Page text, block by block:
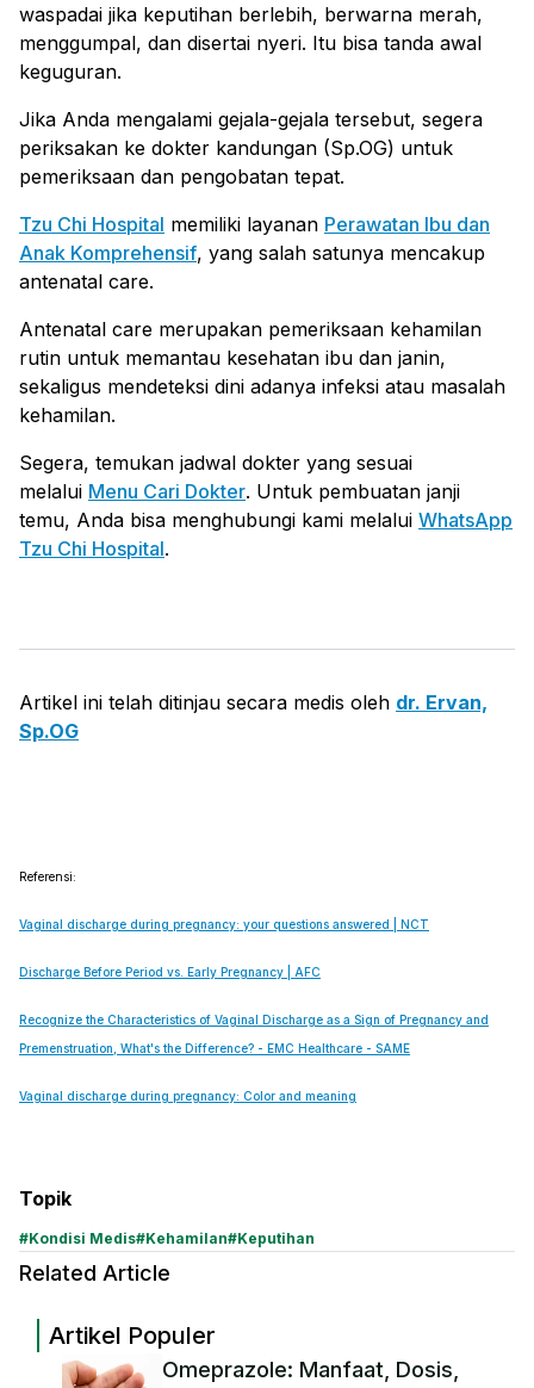
waspadai jika keputihan berlebih, berwarna merah,
menggumpal, dan disertai nyeri. Itu bisa tanda awal
keguguran.
Jika Anda mengalami gejala-gejala tersebut, segera
periksakan ke dokter kandungan (Sp.OG) untuk
pemeriksaan dan pengobatan tepat.
Tzu Chi Hospital memiliki layanan Perawatan Ibu dan
Anak Komprehensif, yang salah satunya mencakup
antenatal care.
Antenatal care merupakan pemeriksaan kehamilan
rutin untuk memantau kesehatan ibu dan janin,
sekaligus mendeteksi dini adanya infeksi atau masalah
kehamilan.
Segera, temukan jadwal dokter yang sesuai
melalui Menu Cari Dokter. Untuk pembuatan janji
temu, Anda bisa menghubungi kami melalui WhatsApp
Tzu Chi Hospital.
Artikel ini telah ditinjau secara medis oleh dr. Ervan,
Sp.OG
Referensi:
Vaginal discharge during pregnancy: your questions answered | NCT
Discharge Before Period vs. Early Pregnancy | AFC
Recognize the Characteristics of Vaginal Discharge as a Sign of Pregnancy and
Premenstruation, What's the Difference? - EMC Healthcare - SAME
Vaginal discharge during pregnancy: Color and meaning
Topik
#Kondisi Medis#Kehamilan#Keputihan
Related Article
Artikel Populer
Omeprazole: Manfaat, Dosis,